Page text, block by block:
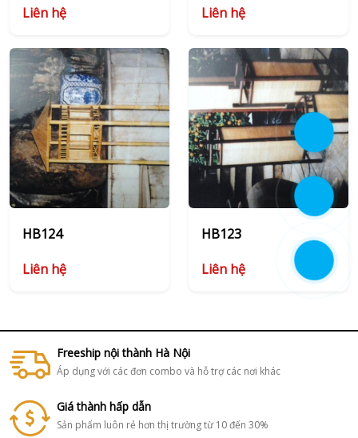
Liên hệ
Liên hệ
HB124
Liên hệ
HB123
Liên hệ
Freeship nội thành Hà Nội
Áp dụng với các đơn combo và hỗ trợ các nơi khác
Giá thành hấp dẫn
Sản phẩm luôn rẻ hơn thị trường từ 10 đến 30%